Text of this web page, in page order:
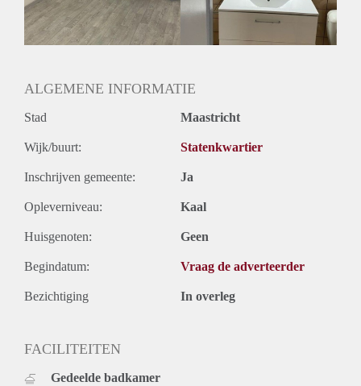
Geslacht huisgenoten: N.v.t.
ALGEMENE INFORMATIE
Stad Maastricht
Wijk/buurt: Statenkwartier
Inschrijven gemeente: Ja
Opleverniveau: Kaal
Huisgenoten: Geen
Begindatum: Vraag de adverteerder
Bezichtiging In overleg
FACILITEITEN
Gedeelde badkamer